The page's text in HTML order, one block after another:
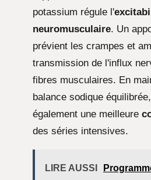
potassium régule l'
neuromusculaire. Un
prévient les crampes et
transmission de l'influx
fibres musculaires. En
balance sodique
également une meilleure
des séries intensives.
LIRE AUSSI